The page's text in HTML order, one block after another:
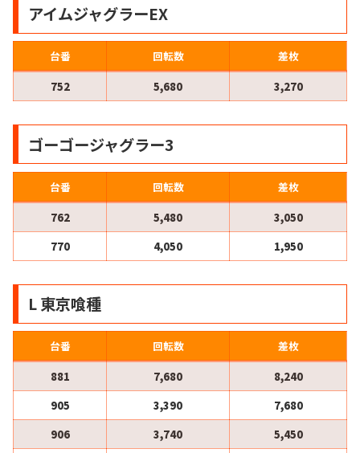
アイムジャグラーEX
台番 回転数
差枚
752
5,680 3,270
ゴーゴージャグラー3
台番 回転数
差枚
762
5,480
3,050
770
4,050 1,950
L 東京喰種
台番 回転数
差枚
881
7,680
8,240
905
3,390
7,680
906
3,740
5,450